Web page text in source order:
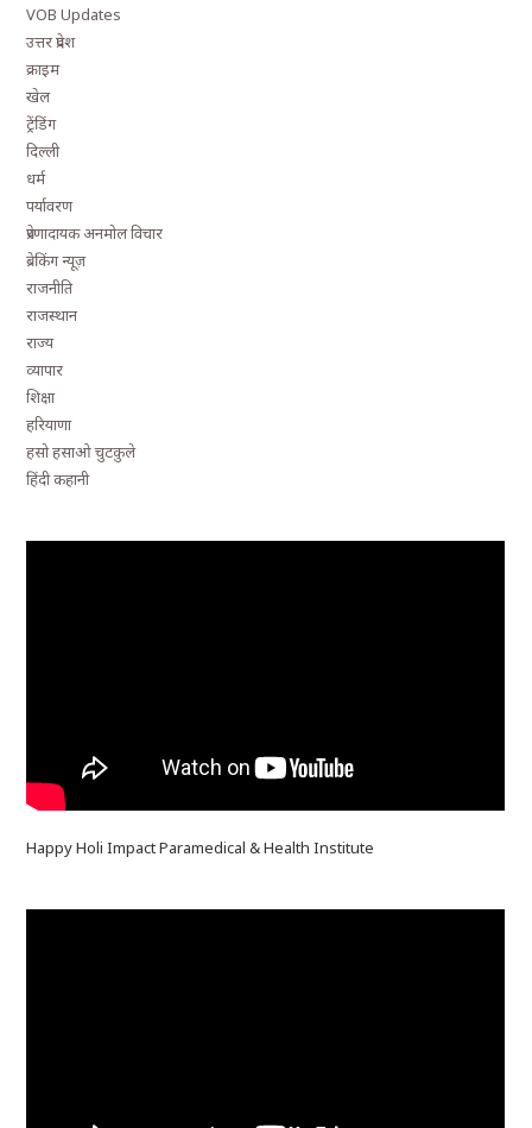
VOB Updates
उत्तर प्रदेश
क्राइम
खेल
ट्रेंडिंग
दिल्ली
धर्म
पर्यावरण
प्रेरणादायक अनमोल विचार
ब्रेकिंग न्यूज़
राजनीति
राजस्थान
राज्य
व्यापार
शिक्षा
हरियाणा
हसो हसाओ चुटकुले
हिंदी कहानी
Happy Holi Impact Paramedical & Health Institute